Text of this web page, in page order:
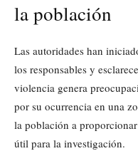
la población
Las autoridades han
los responsables y
violencia genera
por su ocurrencia en una
la población a
útil para la investigación.